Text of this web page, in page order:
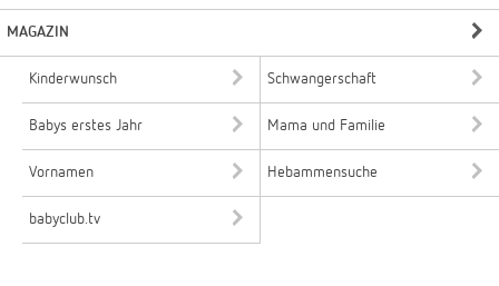
MAGAZIN
Kinderwunsch Schwangerschaft
Babys erstes Jahr Mama und Familie
Vornamen Hebammensuche
babyclub.tv